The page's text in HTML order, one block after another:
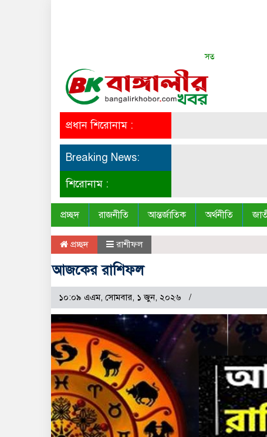
সত্য সব সময় সুন্দর
প্রধান শিরোনাম :
Breaking News:
শিরোনাম :
প্রচ্ছদ রাজনীতি আন্তর্জাতিক অর্থনীতি
প্রচ্ছদ রাশীফল
আজকের রাশিফল
১০:০৯ এএম, সোমবার, ১ জুন, ২০২৬